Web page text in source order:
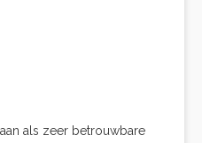
als zeer betrouwbare